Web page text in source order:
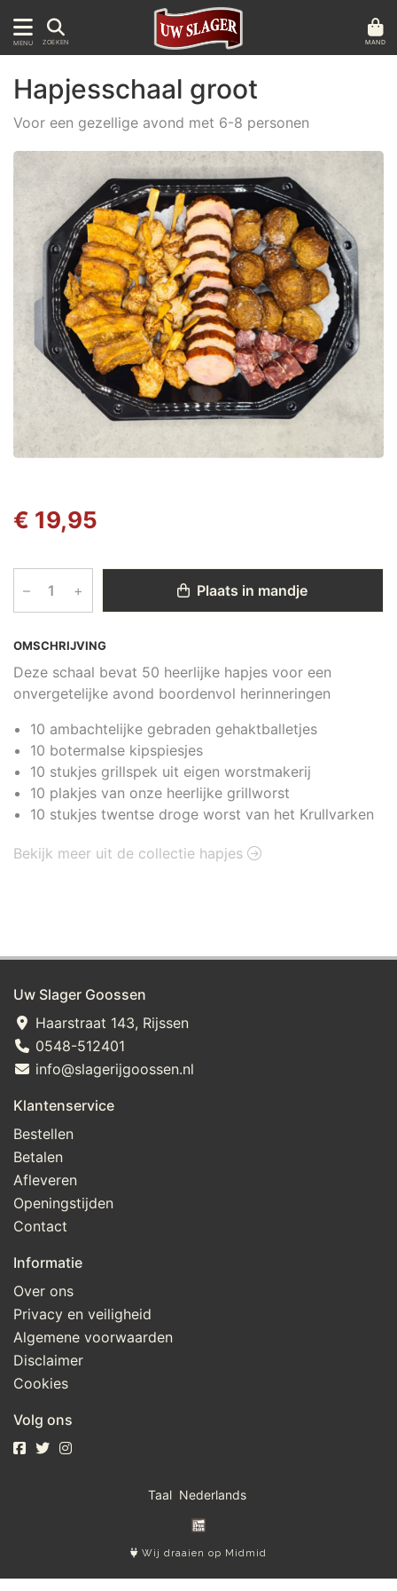
MENU ZOEKEN MAND
OMSCHRIJVING
Deze schaal bevat 50 heerlijke hapjes voor een
onvergetelijke avond boordenvol herinneringen
10 ambachtelijke gebraden gehaktballetjes
10 botermalse kipspiesjes
10 stukjes grillspek uit eigen worstmakerij
10 plakjes van onze heerlijke grillworst
10 stukjes twentse droge worst van het Krullvarken
Hapjesschaal groot
Voor een gezellige avond met 6-8 personen
€ 19,95
– + Plaats in mandje
Bekijk meer uit de collectie hapjes
Uw Slager Goossen
Haarstraat 143, Rijssen
0548-512401
info@slagerijgoossen.nl
Klantenservice
Bestellen
Betalen
Afleveren
Openingstijden
Contact
Informatie
Over ons
Privacy en veiligheid
Algemene voorwaarden
Disclaimer
Cookies
Volg ons
Taal
Wij draaien op Midmid